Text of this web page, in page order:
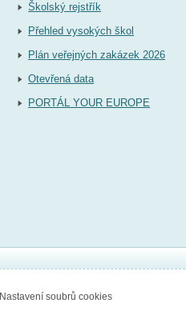
Školský rejstřík
Přehled vysokých škol
Plán veřejných zakázek 2026
Otevřená data
PORTÁL YOUR EUROPE
Nastavení soubrů cookies